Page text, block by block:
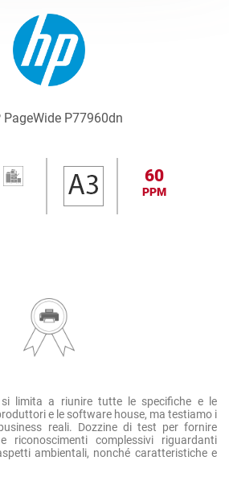
60
PPM
limita a riunire tutte le specifiche e le
e le software house, ma testiamo i
reali. Dozzine di test per fornire
riconoscimenti complessivi riguardanti
ambientali, nonché caratteristiche e